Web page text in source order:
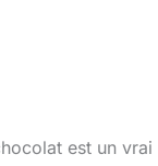
est un